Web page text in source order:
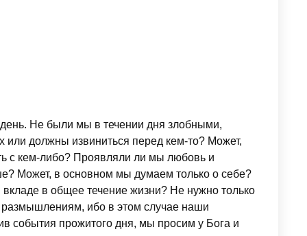
Не были мы в течении дня злобными,
должны извиниться перед кем-то? Может,
с кем-либо? Проявляли ли мы любовь и
Может, в основном мы думаем только о себе?
в общее течение жизни? Не нужно только
размышлениям, ибо в этом случае наши
события прожитого дня, мы просим у Бога и